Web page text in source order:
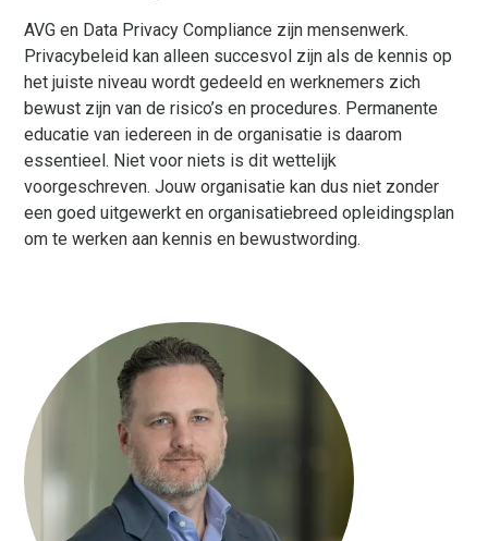
AVG en Data Privacy Compliance zijn mensenwerk.
Privacybeleid kan alleen succesvol zijn als de kennis op
het juiste niveau wordt gedeeld en werknemers zich
bewust zijn van de risico’s en procedures. Permanente
educatie van iedereen in de organisatie is daarom
essentieel. Niet voor niets is dit wettelijk
voorgeschreven. Jouw organisatie kan dus niet zonder
een goed uitgewerkt en organisatiebreed opleidingsplan
om te werken aan kennis en bewustwording.